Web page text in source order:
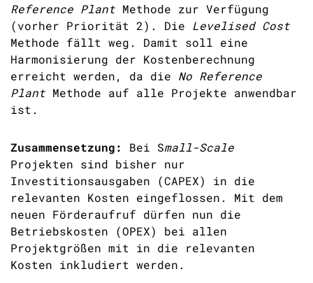
Reference Plant Methode zur Verfügung
(vorher Priorität 2). Die LevelisedCost
Methode fällt weg . Damit soll eine
Harmonisierung der Kostenberechnung
erreicht werden, da die No Reference
Plant Methode auf alle Projekte anwendbar
ist.
Zusammensetzung: Bei Small-Scale
Projekten sind bisher nur
Investitionsausgaben (CAPEX) in die
relevanten Kosten eingeflossen. Mit dem
neuen Förderaufruf dürfen nun die
Betriebskosten (OPEX) bei allen
Projektgrößen mit in die relevanten
Kosten inkludiert werden.